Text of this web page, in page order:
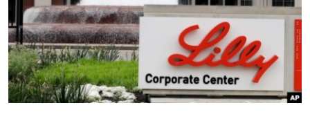
Learning English
СОЦИАЛЬНЫЕ СЕТИ